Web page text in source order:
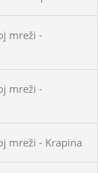
mreži -
mreži -
mreži - Krapina